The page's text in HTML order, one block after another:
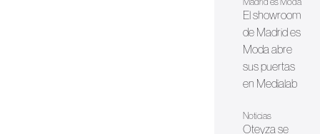
El showroom
de Madrid es
Moda abre
sus puertas
en Medialab
Noticias
Oteyza se